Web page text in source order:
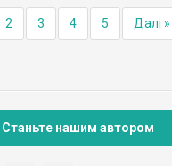
2 3 4 5 Далі »
Станьте нашим автором